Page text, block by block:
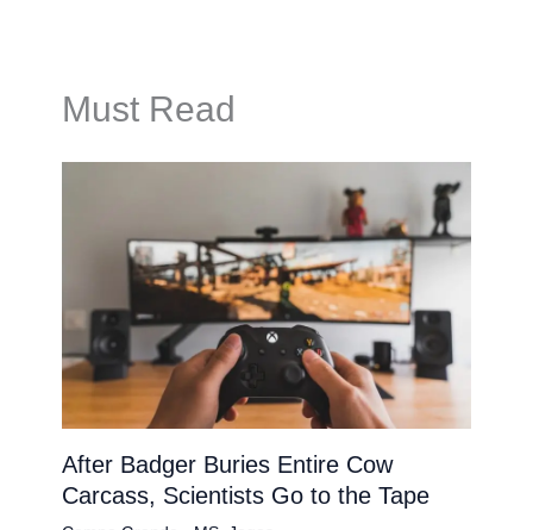
Must Read
After Badger Buries Entire Cow
Carcass, Scientists Go to the Tape